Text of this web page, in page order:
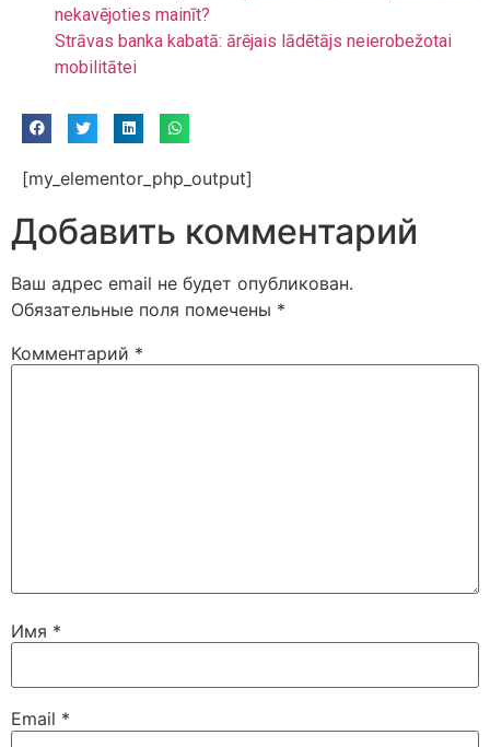
nekavējoties mainīt?
Strāvas banka kabatā: ārējais lādētājs neierobežotai
mobilitātei
[my_elementor_php_output]
Добавить комментарий
Ваш адрес email не будет опубликован.
Обязательные поля помечены *
Комментарий *
Имя *
Email *